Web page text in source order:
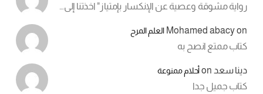
رواية مشوقة وعصية عن الإنكسار بإمتياز" اخذتنا إلى…
Mohamed abacyon العلم المرح
كتاب ممتع انصح به
دينا سعد onأحلام ممنوعة
كتاب جميل جدا